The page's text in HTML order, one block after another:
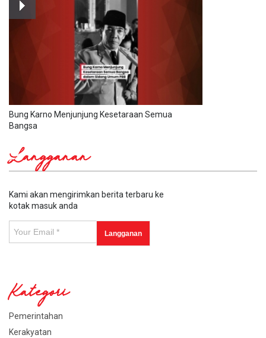
Bung Karno Menjunjung Kesetaraan Semua
Bangsa
Langganan
Kami akan mengirimkan berita terbaru ke
kotak masuk anda
Kategori
Pemerintahan
Kerakyatan